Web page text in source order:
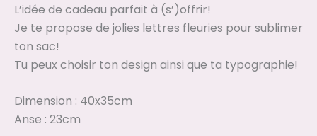
L’idée de cadeau parfait à (s’)offrir!
Je te propose de jolies lettres fleuries pour sublimer
ton sac!
Tu peux choisir ton design ainsi que ta typographie!
Dimension : 40x35cm
Anse : 23cm